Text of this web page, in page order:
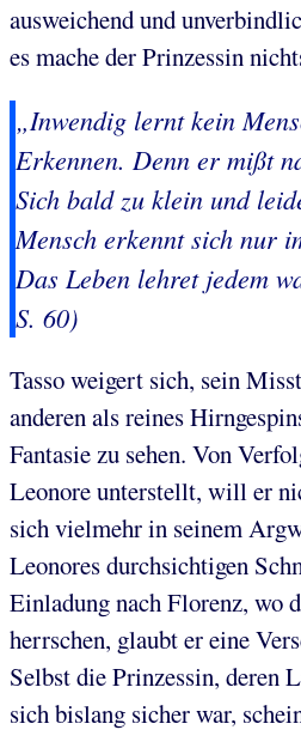
ausweichend und
es mache der Prinzessin
„Inwendig lernt kein
Erkennen. Denn er mißt
Sich bald zu klein und
Mensch erkennt sich nur
Das Leben lehret jedem
S. 60)
Tasso weigert sich, sein
anderen als reines
Fantasie zu sehen. Von
Leonore unterstellt, will er
sich vielmehr in seinem
Leonores durchsichtigen
Einladung nach Florenz, wo
herrschen, glaubt er eine
Selbst die Prinzessin, deren
sich bislang sicher war,